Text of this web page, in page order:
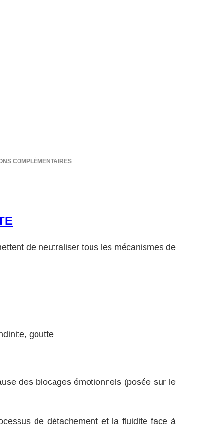
COMPLÉMENTAIRES
de neutraliser tous les mécanismes de
goutte
des blocages émotionnels (posée sur le
de détachement et la fluidité face à